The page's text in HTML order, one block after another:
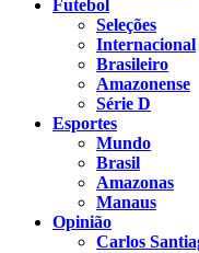
Futebol
Seleções
Internacional
Brasileiro
Amazonense
Série D
Esportes
Mundo
Brasil
Amazonas
Manaus
Opinião
Carlos